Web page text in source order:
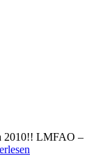
2010!! LMFAO –